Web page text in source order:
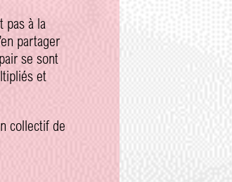
pas à la
partager
se sont
et
collectif de